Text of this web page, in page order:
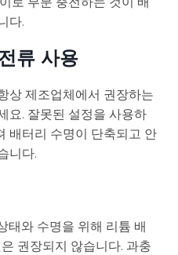
다.
류 사용
상 제조업체에서 권장하는
요. 잘못된 설정을 사용하
배터리 수명이 단축되고 안
니다.
태와 수명을 위해 리튬 배
권장되지 않습니다. 과충